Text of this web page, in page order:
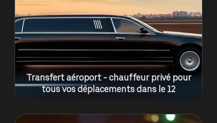
Transfert aéroport - chauffeur privé pour
tous vos déplacements dans le 12